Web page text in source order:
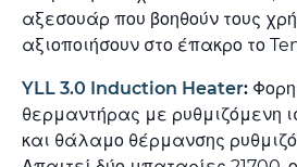
αξεσουάρ που βοηθούν τους
αξιοποιήσουν στο έπακρο το
YLL 3.0 Induction Heater:
θερμαντήρας με ρυθμιζόμενη
και θάλαμο θέρμανσης